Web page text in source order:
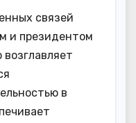
связей
и президентом
в